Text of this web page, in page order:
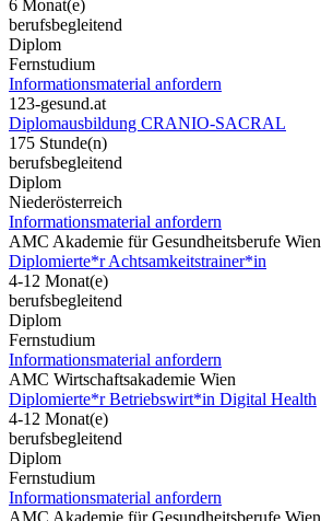
6 Monat(e)
berufsbegleitend
Diplom
Fernstudium
Informationsmaterial anfordern
123-gesund.at
Diplomausbildung CRANIO-SACRAL
175 Stunde(n)
berufsbegleitend
Diplom
Niederösterreich
Informationsmaterial anfordern
AMC Akademie für Gesundheitsberufe Wien
Diplomierte*r Achtsamkeitstrainer*in
4-12 Monat(e)
berufsbegleitend
Diplom
Fernstudium
Informationsmaterial anfordern
AMC Wirtschaftsakademie Wien
Diplomierte*r Betriebswirt*in Digital Health
4-12 Monat(e)
berufsbegleitend
Diplom
Fernstudium
Informationsmaterial anfordern
AMC Akademie für Gesundheitsberufe Wien